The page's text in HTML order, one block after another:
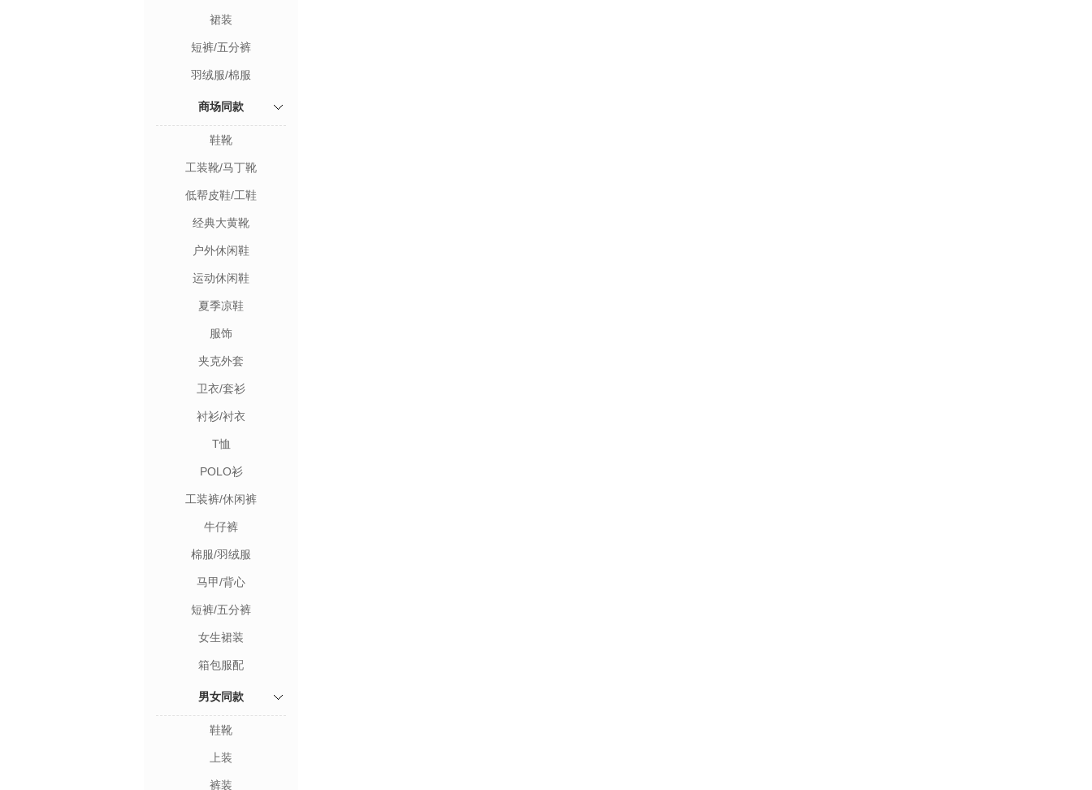
裙装
短裤/五分裤
羽绒服/棉服
商场同款
鞋靴
工装靴/马丁靴
低帮皮鞋/工鞋
经典大黄靴
户外休闲鞋
运动休闲鞋
夏季凉鞋
服饰
夹克外套
卫衣/套衫
衬衫/衬衣
T恤
POLO衫
工装裤/休闲裤
牛仔裤
棉服/羽绒服
马甲/背心
短裤/五分裤
女生裙装
箱包服配
男女同款
鞋靴
上装
裤装